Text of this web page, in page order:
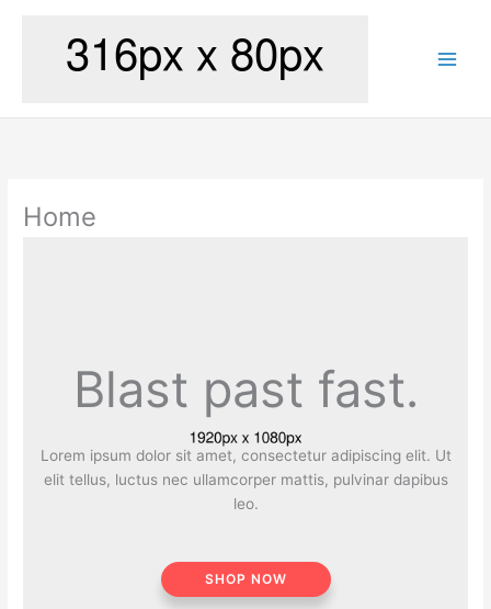
Home
Blast past fast.
Lorem ipsum dolor sit amet, consectetur adipiscing elit. Ut
elit tellus, luctus nec ullamcorper mattis, pulvinar dapibus
leo.
SHOP NOW